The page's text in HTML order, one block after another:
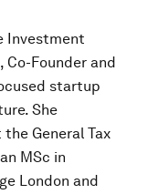
Investment
Co-Founder and
startup
She
General Tax
MSc in
London and